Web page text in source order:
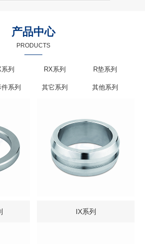
产品中心
PRODUCTS
系列 RX系列 R垫系列
系列 其它系列 其他系列
IX系列